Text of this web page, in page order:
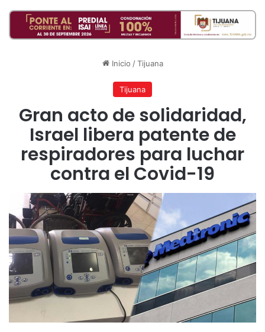
Inicio / Tijuana
Tijuana
Gran acto de solidaridad,
Israel libera patente de
respiradores para luchar
contra el Covid-19